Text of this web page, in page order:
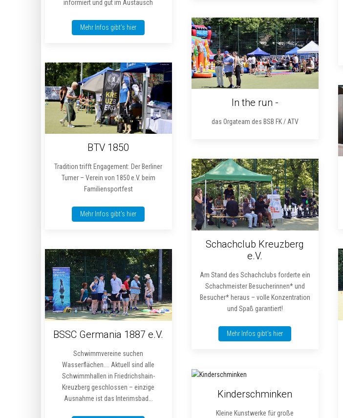
informiert und gut im Austausch
Mehr Infos gibt’s hier
BTV 1850
Tradition trifft Engagement: Der Berliner
Turner – Verein von 1850 e.V. beim
Familiensportfest
Mehr Infos gibt’s hier
In the run -
das Orgateam des BSB FK / ATV
BSSC Germania 1887 e.V.
Schwimmvereine suchen
Wasserflächen.... Aktuell sind alle
Schwimmhallen in Friedrichshain-
Kreuzberg geschlossen – einzige
Ausnahme ist das Interimsbad...
Schachclub Kreuzberg
e.V.
Am Stand des Schachclubs forderte ein
Schachmeister Besucherinnen* und
Besucher* heraus – volle Konzentration
und Spaß garantiert!
Mehr Infos gibt’s hier
Kinderschminken
Kleine Kunstwerke für große